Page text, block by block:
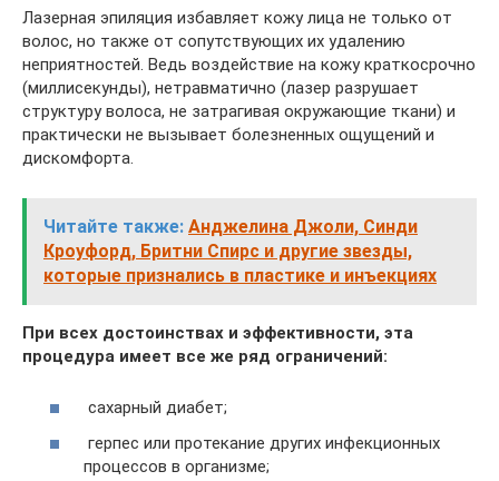
Лазерная эпиляция избавляет кожу лица не только от
волос, но также от сопутствующих их удалению
неприятностей. Ведь воздействие на кожу краткосрочно
(миллисекунды), нетравматично (лазер разрушает
структуру волоса, не затрагивая окружающие ткани) и
практически не вызывает болезненных ощущений и
дискомфорта.
Читайте также: Анджелина Джоли, Синди
Кроуфорд, Бритни Спирс и другие звезды,
которые признались в пластике и инъекциях
При всех достоинствах и эффективности, эта
процедура имеет все же ряд ограничений:
сахарный диабет;
герпес или протекание других инфекционных
процессов в организме;